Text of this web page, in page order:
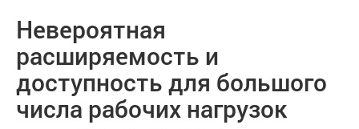
Невероятная
расширяемость и
доступность для большого
числа рабочих нагрузок